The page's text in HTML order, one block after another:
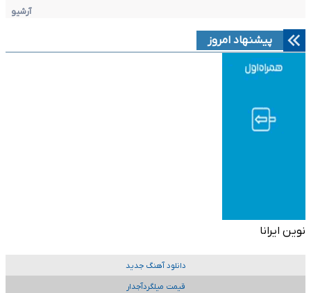
آرشیو
پیشنهاد امروز
نوین ایرانا
دانلود آهنگ جدید
قیمت میلگردآجدار